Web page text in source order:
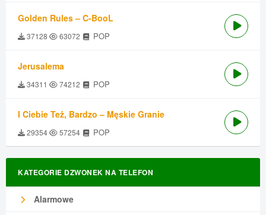
Golden Rules – C-BooL
37128 63072 POP
Jerusalema
34311 74212 POP
I Ciebie Też, Bardzo – Męskie Granie
29354 57254 POP
KATEGORIE DZWONEK NA TELEFON
Alarmowe